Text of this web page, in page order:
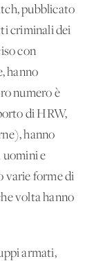
pubblicato
criminali dei
con
hanno
numero è
di HRW,
hanno
uomini e
varie forme di
volta hanno
armati,